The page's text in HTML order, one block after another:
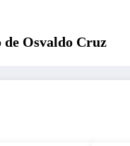
Osvaldo Cruz